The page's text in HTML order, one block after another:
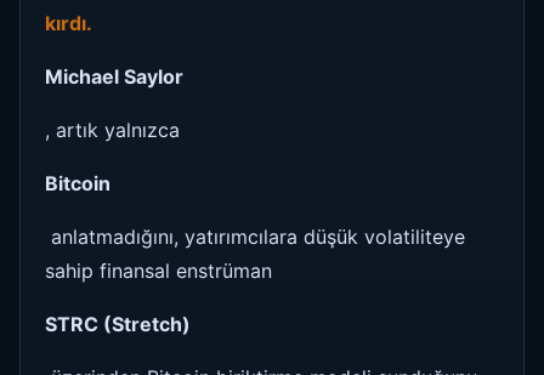
kırdı.
Michael Saylor
, artık yalnızca
Bitcoin
anlatmadığını, yatırımcılara düşük volatiliteye
sahip finansal enstrüman
STRC (Stretch)